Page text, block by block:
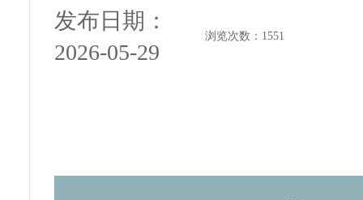
发布日期：
2026-05-29
浏览次数： 1551